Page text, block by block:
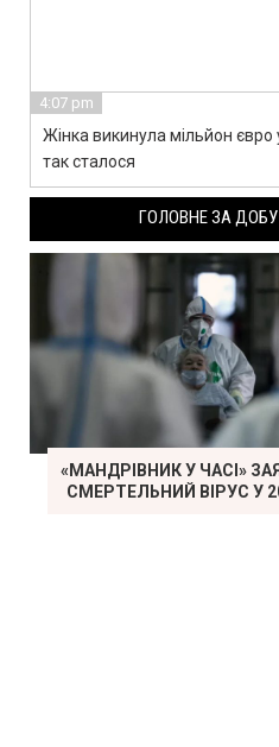
4:07 pm
Жінка викинула мільйон євро
так сталося
ГОЛОВНЕ ЗА ДОБУ
«МАНДРІВНИК У ЧАСІ»
СМЕРТЕЛЬНИЙ ВІРУС У